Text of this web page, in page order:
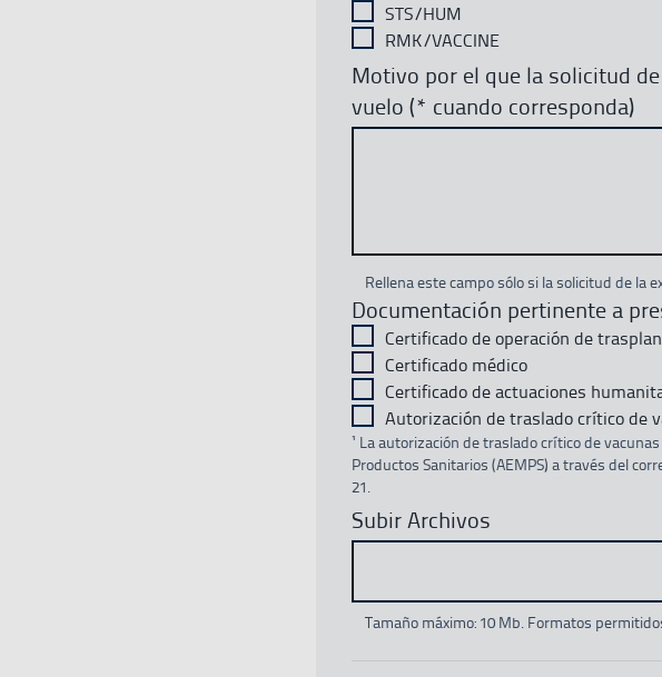
STS/HUM
RMK/VACCINE
Motivo por el que la solicitud
vuelo (* cuando corresponda)
Rellena este campo sólo si la solicitud de la
Documentación pertinente a
Certificado de operación de
Certificado médico
Certificado de actuaciones
Autorización de traslado crítico de
¹ La autorización de traslado crítico de
Productos Sanitarios (AEMPS) a través del
21.
Subir Archivos
Tamaño máximo: 10 Mb. Formatos permitidos: